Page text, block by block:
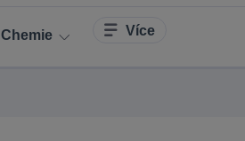
Chemie Více